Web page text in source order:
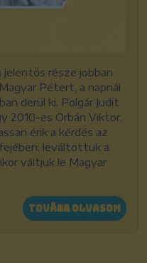
jelentős része jobban
Pétert, a napnál
derül ki, Polgár Judit
2010-es Orbán Viktor.
érik a kérdés az
leváltottuk a
váltjuk le Magyar
Tovább olvasom